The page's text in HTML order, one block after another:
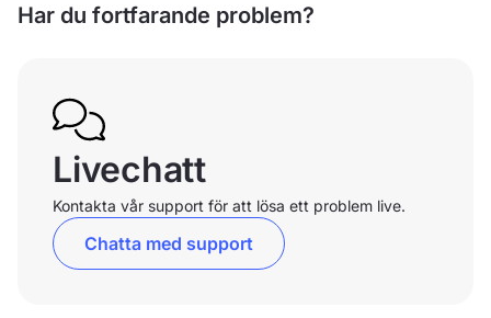
Har du fortfarande problem?
Livechatt
Kontakta vår support för att lösa ett problem live.
Chatta med support